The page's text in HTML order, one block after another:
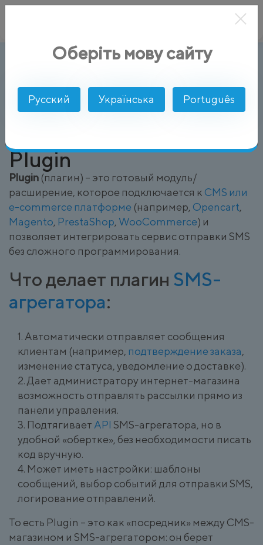
Глоссарий
Plugin
Plugin (плагин) – это готовый модуль/
расширение, которое подключается к CMS или
e-commerce платформе (например, Opencart,
Magento, PrestaShop, WooCommerce) и
позволяет интегрировать сервис отправки SMS
без сложного программирования.
Что делает плагин SMS-
агрегатора:
Автоматически отправляет сообщения
клиентам (например, подтверждение заказа,
изменение статуса, уведомление о доставке).
Дает администратору интернет-магазина
возможность отправлять рассылки прямо из
панели управления.
Подтягивает API SMS-агрегатора, но в
удобной «обертке», без необходимости писать
код вручную.
Может иметь настройки: шаблоны
сообщений, выбор событий для отправки SMS,
логирование отправлений.
То есть Plugin – это как «посредник» между CMS-
магазином и SMS-агрегатором: он берет
Оберіть мову сайту
Русский Українська Português